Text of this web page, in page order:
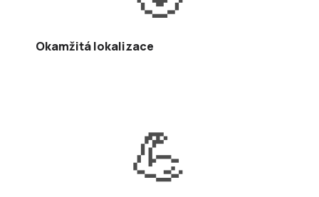
Okamžitá lokalizace
💪